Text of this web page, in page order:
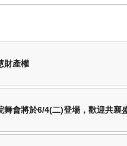
財產權
舞會將於6/4(二)登場，歡迎共襄